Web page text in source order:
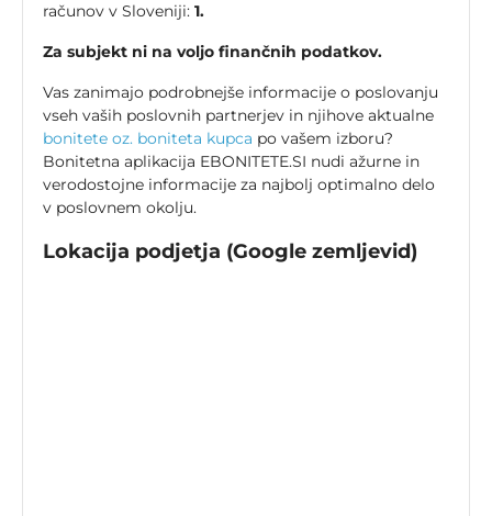
računov v Sloveniji: 1.
Za subjekt ni na voljo finančnih podatkov.
Vas zanimajo podrobnejše informacije o poslovanju
vseh vaših poslovnih partnerjev in njihove aktualne
bonitete oz. boniteta kupca po vašem izboru?
Bonitetna aplikacija EBONITETE.SI nudi ažurne in
verodostojne informacije za najbolj optimalno delo
v poslovnem okolju.
Lokacija podjetja (Google zemljevid)